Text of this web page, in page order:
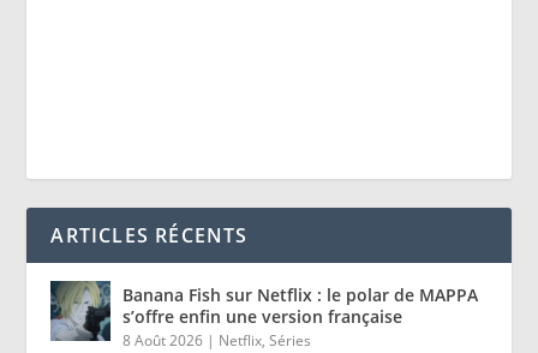
ARTICLES RÉCENTS
Banana Fish sur Netflix : le polar de MAPPA
s’offre enfin une version française
8 Août 2026 | Netflix,Séries